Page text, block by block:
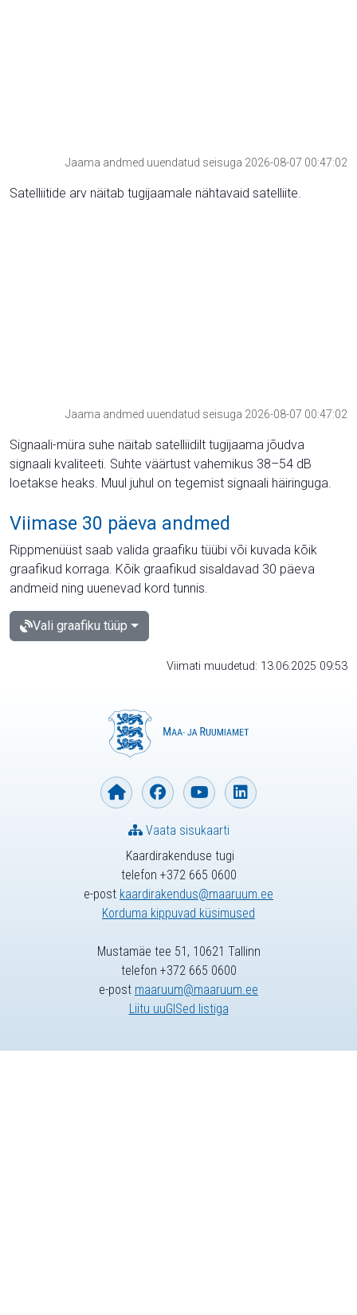
Jaama andmed uuendatud seisuga 2026-08-07 00:47:02
Satelliitide arv näitab tugijaamale nähtavaid satelliite.
Jaama andmed uuendatud seisuga 2026-08-07 00:47:02
Signaali-müra suhe näitab satelliidilt tugijaama jõudva
signaali kvaliteeti. Suhte väärtust vahemikus 38–54 dB
loetakse heaks. Muul juhul on tegemist signaali häiringuga.
Viimase 30 päeva andmed
Rippmenüüst saab valida graafiku tüübi või kuvada kõik
graafikud korraga. Kõik graafikud sisaldavad 30 päeva
andmeid ning uuenevad kord tunnis.
Vali graafiku tüüp
Viimati muudetud: 13.06.2025 09:53
Kaardirakenduse tugi
telefon +372 665 0600
e-post kaardirakendus@maaruum.ee
Korduma kippuvad küsimused
Vaata sisukaarti
Mustamäe tee 51, 10621 Tallinn
telefon +372 665 0600
e-post maaruum@maaruum.ee
Liitu uuGISed listiga